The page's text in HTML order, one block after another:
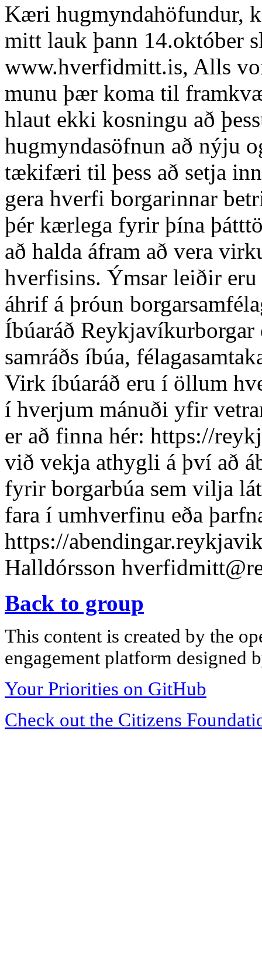
Kæri hugmyndahöfundur,
mitt lauk þann 14.október
www.hverfidmitt.is, Alls
munu þær koma til
hlaut ekki kosningu að
hugmyndasöfnun að nýju
tækifæri til þess að setja
gera hverfi borgarinnar
þér kærlega fyrir þína
að halda áfram að vera
hverfisins. Ýmsar leiðir
áhrif á þróun
Íbúaráð
samráðs íbúa,
Virk íbúaráð eru í öllum
í hverjum mánuði yfir
er að finna hér: https://
við vekja athygli á því að
fyrir borgarbúa sem vilja
fara í umhverfinu eða
https://
Halldórsson
Back to group
This content is created by the
engagement platform designed
Your Priorities on GitHub
Check out the Citizens